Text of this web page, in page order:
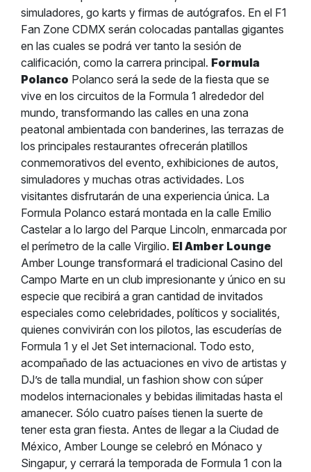
simuladores, go karts y firmas de autógrafos. En el F1
Fan Zone CDMX serán colocadas pantallas gigantes
en las cuales se podrá ver tanto la sesión de
calificación, como la carrera principal. Formula
Polanco Polanco será la sede de la fiesta que se
vive en los circuitos de la Formula 1 alrededor del
mundo, transformando las calles en una zona
peatonal ambientada con banderines, las terrazas de
los principales restaurantes ofrecerán platillos
conmemorativos del evento, exhibiciones de autos,
simuladores y muchas otras actividades. Los
visitantes disfrutarán de una experiencia única. La
Formula Polanco estará montada en la calle Emilio
Castelar a lo largo del Parque Lincoln, enmarcada por
el perímetro de la calle Virgilio. El Amber Lounge
Amber Lounge transformará el tradicional Casino del
Campo Marte en un club impresionante y único en su
especie que recibirá a gran cantidad de invitados
especiales como celebridades, políticos y socialités,
quienes convivirán con los pilotos, las escuderías de
Formula 1 y el Jet Set internacional. Todo esto,
acompañado de las actuaciones en vivo de artistas y
DJ’s de talla mundial, un fashion show con súper
modelos internacionales y bebidas ilimitadas hasta el
amanecer. Sólo cuatro países tienen la suerte de
tener esta gran fiesta. Antes de llegar a la Ciudad de
México, Amber Lounge se celebró en Mónaco y
Singapur, y cerrará la temporada de Formula 1 con la